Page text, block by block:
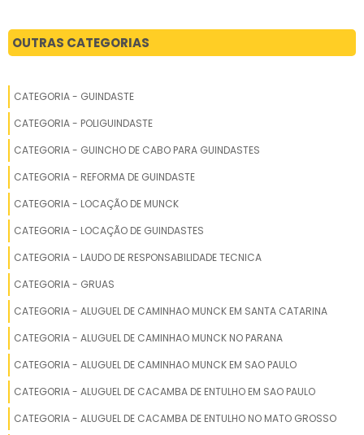
GRUA COM TORRE MÓVEL
GRUA CONSTRUÇÃO CIVIL
GRUA CONSTRUÇÃO CIVIL VENDA
GRUA DE CANTEIRO
GRUA DE CANTEIRO COM ALTA PERFORMANCE
GRUA DE CONSTRUÇÃO
GRUA DE CONSTRUÇÃO CIVIL
GRUA DE GRANDE CAPACIDADE PARA ALUGUEL
GRUA DE IÇAMENTO RÁPIDO
GRUA DE OBRA
GRUA DE PREDIO
GRUA ELETRICA
GRUA FIXA PARA INDÚSTRIAS PESADAS
GRUA FIXA PARA MOVIMENTAÇÃO DE CARGA
OUTRAS CATEGORIAS
CATEGORIA - GUINDASTE
CATEGORIA - POLIGUINDASTE
CATEGORIA - GUINCHO DE CABO PARA GUINDASTES
CATEGORIA - REFORMA DE GUINDASTE
CATEGORIA - LOCAÇÃO DE MUNCK
CATEGORIA - LOCAÇÃO DE GUINDASTES
CATEGORIA - LAUDO DE RESPONSABILIDADE TECNICA
CATEGORIA - GRUAS
CATEGORIA - ALUGUEL DE CAMINHAO MUNCK EM SANTA CATARINA
CATEGORIA - ALUGUEL DE CAMINHAO MUNCK NO PARANA
CATEGORIA - ALUGUEL DE CAMINHAO MUNCK EM SAO PAULO
CATEGORIA - ALUGUEL DE CACAMBA DE ENTULHO EM SAO PAULO
CATEGORIA - ALUGUEL DE CACAMBA DE ENTULHO NO MATO GROSSO